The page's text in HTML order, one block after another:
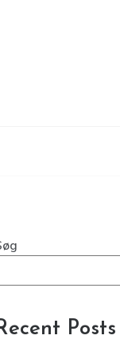
Posts